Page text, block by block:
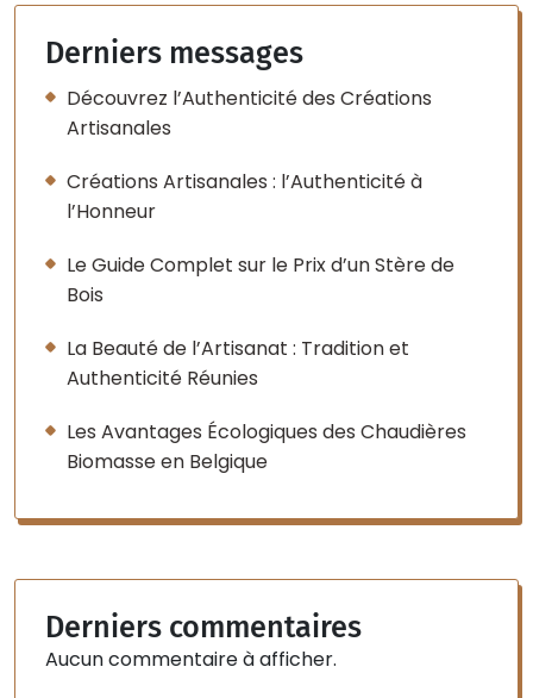
Derniers messages
Découvrez l’Authenticité des Créations
Artisanales
Créations Artisanales : l’Authenticité à
l’Honneur
Le Guide Complet sur le Prix d’un Stère de
Bois
La Beauté de l’Artisanat : Tradition et
Authenticité Réunies
Les Avantages Écologiques des Chaudières
Biomasse en Belgique
Derniers commentaires
Aucun commentaire à afficher.